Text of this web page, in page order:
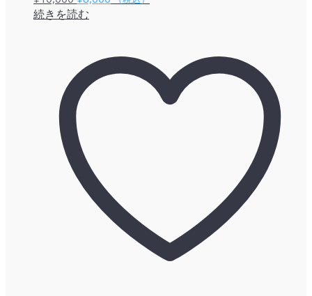
の
¥10,000
で
し
た。
格
は
続きを読む